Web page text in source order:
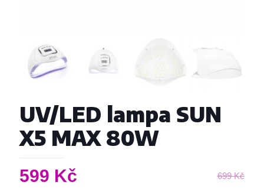
UV/LED lampa SUN
X5 MAX 80W
699Kč
599 Kč